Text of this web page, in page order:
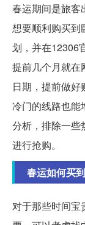
春运期间是旅客
想要顺利购买到
划，并在12306
提前几个月就在
日期，提前做
冷门的线路也能
分析，排除一些
进行抢购。
春运如何买
对于那些时间宝